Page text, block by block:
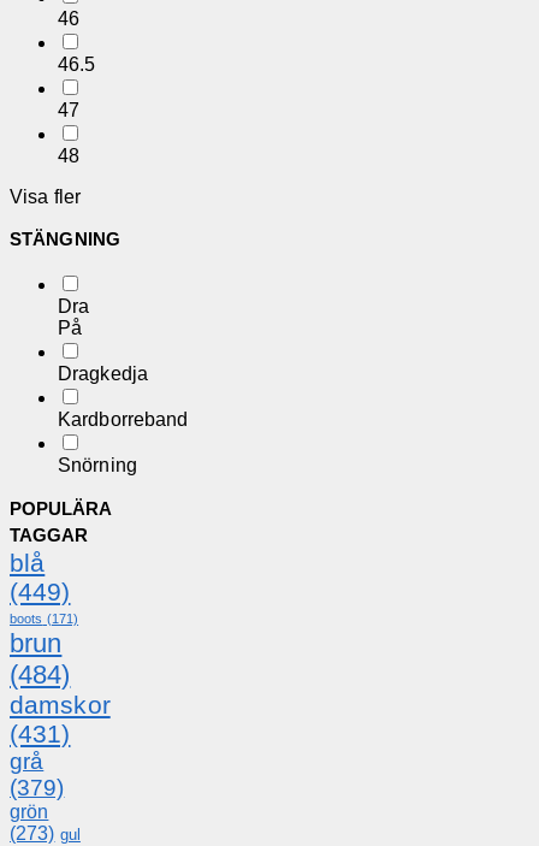
46
46.5
47
48
Visa fler
STÄNGNING
Dra
På
Dragkedja
Kardborreband
Snörning
POPULÄRA
TAGGAR
blå
(449)
boots (171)
brun
(484)
damskor
(431)
grå
(379)
grön
(273) gul